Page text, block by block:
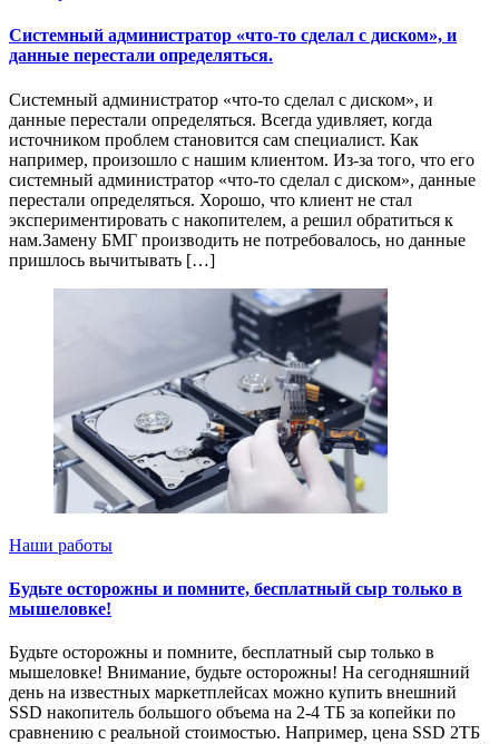
Системный администратор «что-то сделал с диском», и
данные перестали определяться.
Системный администратор «что-то сделал с диском», и
данные перестали определяться. Всегда удивляет, когда
источником проблем становится сам специалист. Как
например, произошло с нашим клиентом. Из-за того, что его
системный администратор «что-то сделал с диском», данные
перестали определяться. Хорошо, что клиент не стал
экспериментировать с накопителем, а решил обратиться к
нам.Замену БМГ производить не потребовалось, но данные
пришлось вычитывать […]
Наши работы
Будьте осторожны и помните, бесплатный сыр только в
мышеловке!
Будьте осторожны и помните, бесплатный сыр только в
мышеловке! Внимание, будьте осторожны! На сегодняшний
день на известных маркетплейсах можно купить внешний
SSD накопитель большого объема на 2-4 ТБ за копейки по
сравнению с реальной стоимостью. Например, цена SSD 2ТБ